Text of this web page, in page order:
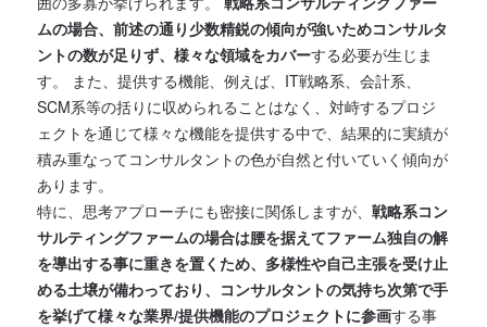
ムの場合、前述の通り少数精鋭の傾向が強いためコンサルタ
ントの数が足りず、様々な領域をカバーする必要が生じま
す。 また、提供する機能、例えば、IT戦略系、会計系、
SCM系等の括りに収められることはなく、対峙するプロジ
ェクトを通じて様々な機能を提供する中で、結果的に実績が
積み重なってコンサルタントの色が自然と付いていく傾向が
あります。
特に、思考アプローチにも密接に関係しますが、 戦略系コン
サルティングファームの場合は腰を据えてファーム独自の解
を導出する事に重きを置くため、多様性や自己主張を受け止
める土壌が備わっており、コンサルタントの気持ち次第で手
を挙げて様々な業界/提供機能のプロジェクトに参画する事